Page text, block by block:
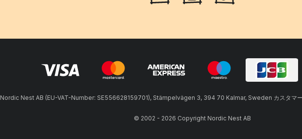
Nordic Nest AB (EU-VAT-Number: SE556628159701), Stämpelvägen 3, 394 70 Kalmar, Sweden カスタマ
© 2002 - 2026 Copyright Nordic Nest AB